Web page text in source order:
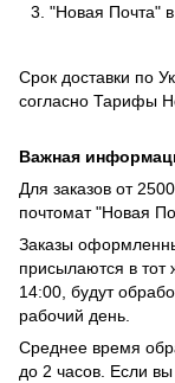
"Новая Почта" в
Срок доставки по
согласно Тарифы
Важная
Для заказов от
почтомат "Новая
Заказы
присылаются в
14:00, будут
рабочий день.
Среднее время
до 2 часов. Если